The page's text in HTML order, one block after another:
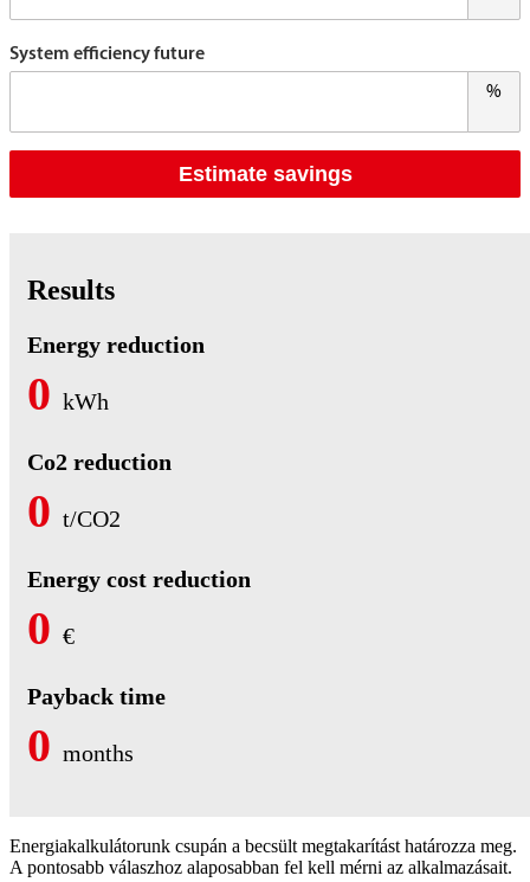
System efficiency future
%
Estimate savings
Results
Energy reduction
0 kWh
Co2 reduction
0 t/CO2
Energy cost reduction
0 €
Payback time
0 months
Energiakalkulátorunk csupán a becsült megtakarítást határozza meg.
A pontosabb válaszhoz alaposabban fel kell mérni az alkalmazásait.